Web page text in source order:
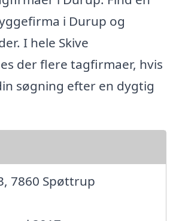
i Durup og
I hele Skive
der flere tagfirmaer, hvis
søgning efter en dygtig
7860 Spøttrup